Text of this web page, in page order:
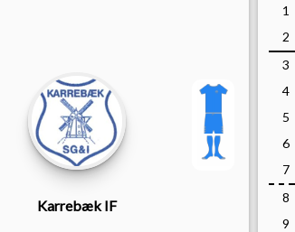
Karrebæk IF
1
2
3
4
5
6
7
8
9